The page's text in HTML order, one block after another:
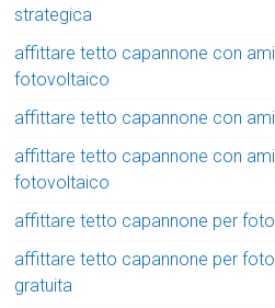
strategica
affittare tetto capannone con
fotovoltaico
affittare tetto capannone con
affittare tetto capannone con
fotovoltaico
affittare tetto capannone per
affittare tetto capannone per
gratuita